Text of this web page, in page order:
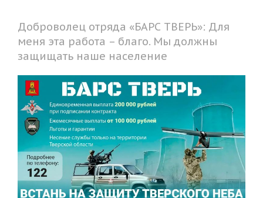
Доброволец отряда «БАРС ТВЕРЬ»: Для
меня эта работа – благо. Мы должны
защищать наше население